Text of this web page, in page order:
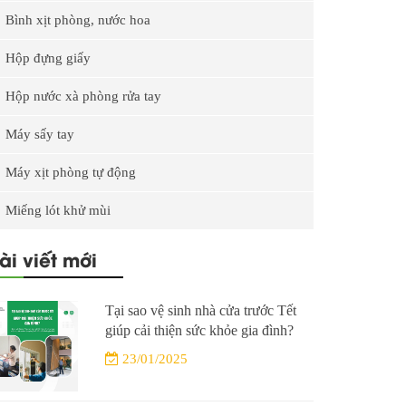
Bình xịt phòng, nước hoa
Hộp đựng giấy
Hộp nước xà phòng rửa tay
Máy sấy tay
Máy xịt phòng tự động
Miếng lót khử mùi
viết mới
Tại sao vệ sinh nhà cửa trước Tết
giúp cải thiện sức khỏe gia đình?
23/01/2025